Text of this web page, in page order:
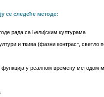
се следеће методе:
рада са ћелијским културама
и ткива (фазни контраст, светло
функција у реалном времену